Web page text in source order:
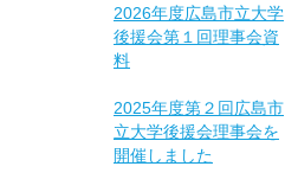
2026年度広島市立大学
後援会第１回理事会資
料
2025年度第２回広島市
立大学後援会理事会を
開催しました